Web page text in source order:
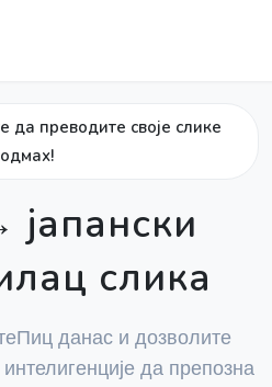
да преводите своје слике
одмах!
јапански
слика
данас и дозволите
да препозна